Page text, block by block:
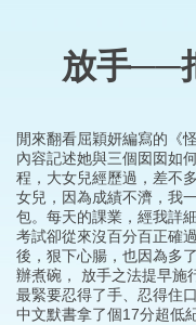
放手──
閒來翻看屈穎妍編寫的《
內容記述她與三個囡囡如
程，大女兒經歷過，差不
女兒，因為成績不濟，我
包。每天的課業，經我詳
考試卻從來沒百分百正確
後，狠下心腸，也因為多
辦煮碗， 放手之法提早施
最緊要忍得了手、忍得住
中文默書拿了個17分超低